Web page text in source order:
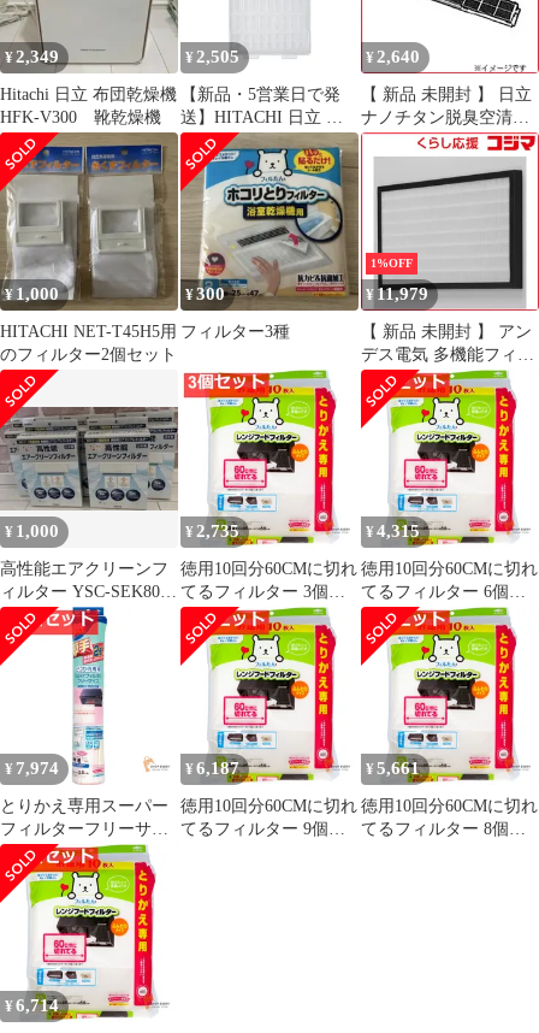
¥2,349
Hitachi 日立 布団乾燥機
HFK-V300 靴乾燥機
¥ 2,505
【新品・5営業日で発
送】HITACHI 日立 イ
トクズフィルター
(NET-KX100K)
¥ 2,640
【 新品 未開封 】 日立
ナノチタン脱臭空清フ
ィルター（枠付） SP-
VCF10 未使用 送料無料
¥ 1,000
HITACHI NET-T45H5用
のフィルター2個セット
¥300
フィルター3種
1%OFF
¥ 11,979
【 新品 未開封 】 アン
デス電気 多機能フィル
ター HAS21501X 未使
用 送料無料
¥ 1,000
高性能エアクリーンフ
ィルター YSC-SEK80C
5個セット
¥ 2,735
徳用10回分60CMに切れ
てるフィルター 3個セ
ット まとめ売り
¥ 4,315
徳用10回分60CMに切れ
てるフィルター 6個セ
ット まとめ売り
¥ 7,974
とりかえ専用スーパー
フィルターフリーサイ
ズ3．6 10個セット まと
め売り
¥ 6,187
徳用10回分60CMに切れ
てるフィルター 9個セ
¥ 5,661
徳用10回分60CMに切れ
てるフィルター 8個セ
¥ 6,714